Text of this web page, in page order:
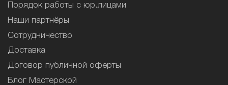
Порядок работы с юр.лицами
Наши партнёры
Сотрудничество
Доставка
Договор публичной оферты
Блог Мастерской